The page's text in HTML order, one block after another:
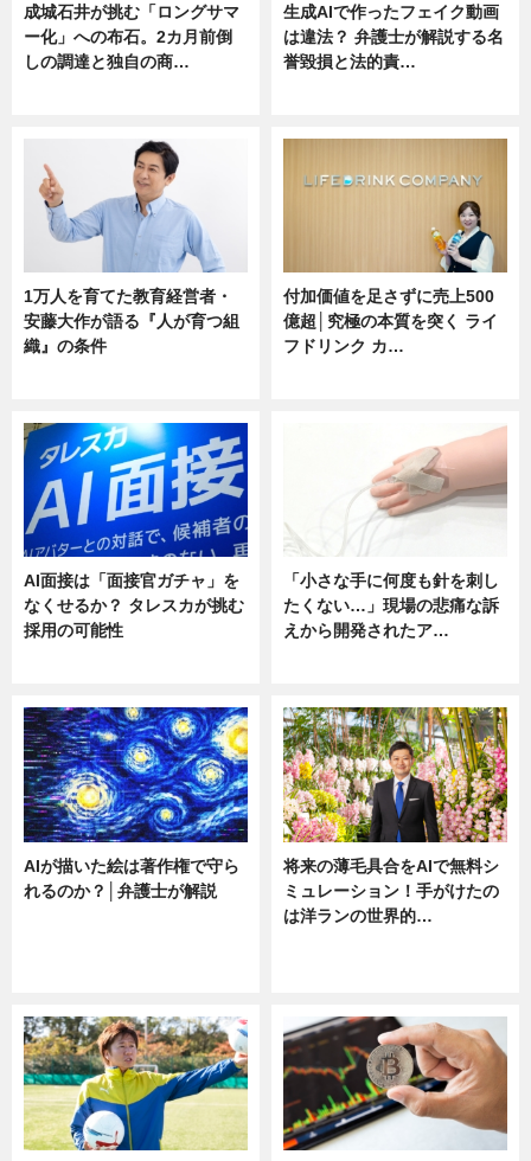
成城石井が挑む「ロングサマ
ー化」への布石。2カ月前倒
しの調達と独自の商…
生成AIで作ったフェイク動画
は違法？ 弁護士が解説する名
誉毀損と法的責…
1万人を育てた教育経営者・
安藤大作が語る『人が育つ組
織』の条件
付加価値を足さずに売上500
億超│究極の本質を突く ライ
フドリンク カ…
AI面接は「面接官ガチャ」を
なくせるか？ タレスカが挑む
採用の可能性
「小さな手に何度も針を刺し
たくない…」現場の悲痛な訴
えから開発されたア…
AIが描いた絵は著作権で守ら
れるのか？│弁護士が解説
将来の薄毛具合をAIで無料シ
ミュレーション！手がけたの
は洋ランの世界的…